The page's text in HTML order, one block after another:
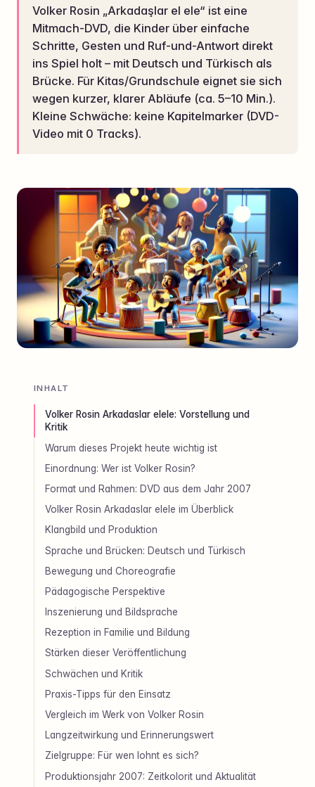
Volker Rosin „Arkadaşlar el ele“ ist eine
Mitmach-DVD, die Kinder über einfache
Schritte, Gesten und Ruf-und-Antwort direkt
ins Spiel holt – mit Deutsch und Türkisch als
Brücke. Für Kitas/Grundschule eignet sie sich
wegen kurzer, klarer Abläufe (ca. 5–10 Min.).
Kleine Schwäche: keine Kapitelmarker (DVD-
Video mit 0 Tracks).
INHALT
Volker Rosin Arkadaslar elele: Vorstellung und
Kritik
Warum dieses Projekt heute wichtig ist
Einordnung: Wer ist Volker Rosin?
Format und Rahmen: DVD aus dem Jahr 2007
Volker Rosin Arkadaslar elele im Überblick
Klangbild und Produktion
Sprache und Brücken: Deutsch und Türkisch
Bewegung und Choreografie
Pädagogische Perspektive
Inszenierung und Bildsprache
Rezeption in Familie und Bildung
Stärken dieser Veröffentlichung
Schwächen und Kritik
Praxis-Tipps für den Einsatz
Vergleich im Werk von Volker Rosin
Langzeitwirkung und Erinnerungswert
Zielgruppe: Für wen lohnt es sich?
Produktionsjahr 2007: Zeitkolorit und Aktualität